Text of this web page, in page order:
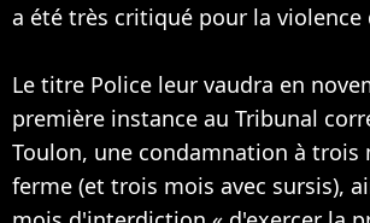
a été très critiqué pour la violence
Le titre Police leur vaudra en
première instance au Tribunal
Toulon, une condamnation à trois
ferme (et trois mois avec sursis),